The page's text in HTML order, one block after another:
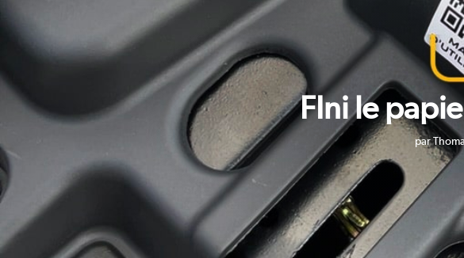
Pink Me
Voir tous nos scooters électriques
F77 Mach 2 TS-
Voir toutes nos motos électriques
FIni le
par